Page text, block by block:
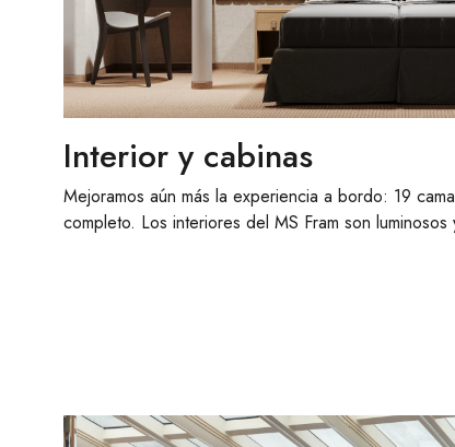
Interior y cabinas
Mejoramos aún más la experiencia a bordo: 19
completo. Los interiores del MS Fram son